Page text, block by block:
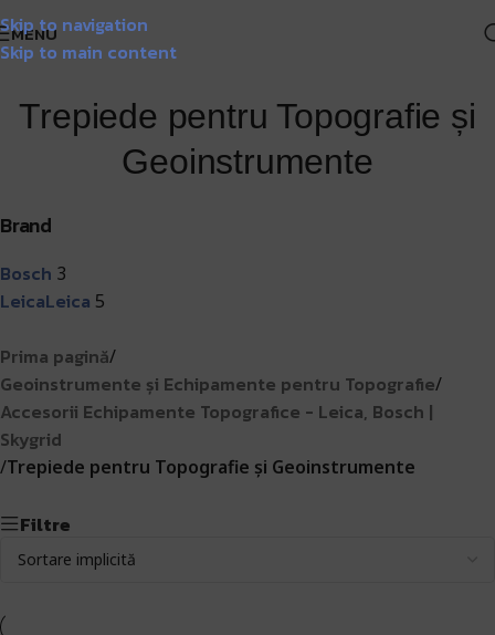
Skip to navigation
Skip to main content
Livrare GRATUITĂ pentru comenzile de peste 1000 lei!
MENU
Trepiede pentru Topografie și
Geoinstrumente
Brand
Bosch 3
LeicaLeica 5
Prima pagină/
Geoinstrumente și Echipamente pentru Topografie/
Accesorii Echipamente Topografice - Leica, Bosch |
Skygrid
/Trepiede pentru Topografie și Geoinstrumente
Filtre